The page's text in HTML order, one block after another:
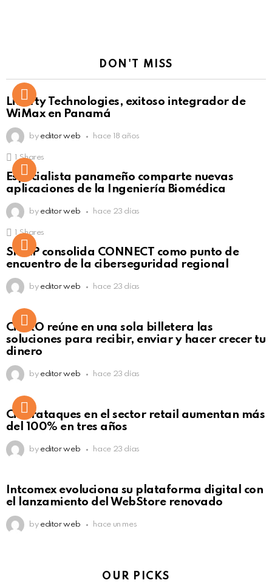
DON'T MISS
Liberty Technologies, exitoso integrador de
WiMax en Panamá
by editor web hace 18 años
Click to view this post
Shares
Especialista panameño comparte nuevas
aplicaciones de la Ingeniería Biomédica
by editor web hace 23 días
Click to view this post
Shares
SISAP consolida CONNECT como punto de
encuentro de la ciberseguridad regional
by editor web hace 23 días
Not Safe For Work
Click to view this post
CiNKO reúne en una sola billetera las
soluciones para recibir, enviar y hacer crecer tu
dinero
by editor web hace 23 días
Ciberataques en el sector retail aumentan más
del 100% en tres años
by editor web hace 23 días
Intcomex evoluciona su plataforma digital con
el lanzamiento del WebStore renovado
by editor web hace un mes
OUR PICKS